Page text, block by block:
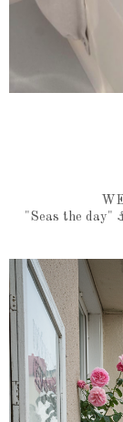
"Seas the day"